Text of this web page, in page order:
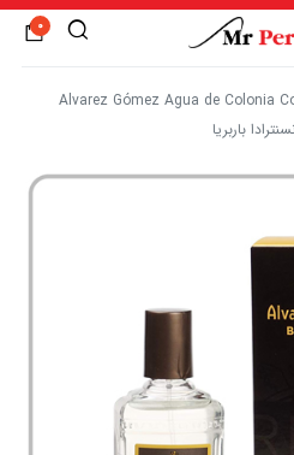
0
Alvarez Gómez Agua de Colonia